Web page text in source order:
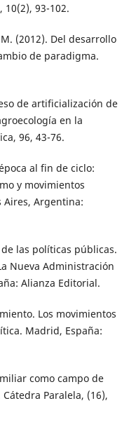
93-102.
(2012). Del desarrollo
de paradigma.
de artificialización de
en la
96, 43-76.
al fin de ciclo:
y movimientos
Aires, Argentina:
de las políticas públicas.
Nueva Administración
Alianza Editorial.
Los movimientos
Madrid, España:
como campo de
Paralela, (16),